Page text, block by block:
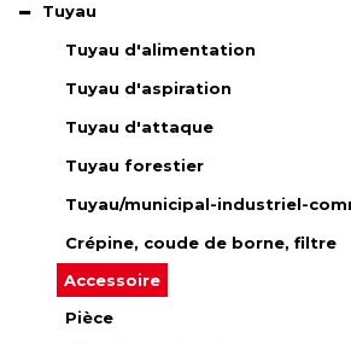
Tuyau
Tuyau d'alimentation
Tuyau d'aspiration
Tuyau d'attaque
Tuyau forestier
Tuyau/municipal-industriel-
Crépine, coude de borne, filtre
Accessoire
Pièce